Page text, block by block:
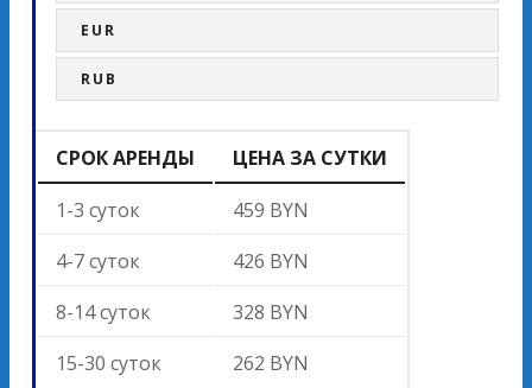
EUR
RUB
СРОК АРЕНДЫ
ЦЕНА ЗА СУТКИ
1-3 суток
459 BYN
4-7 суток
426 BYN
8-14 суток
328 BYN
15-30 суток
262 BYN